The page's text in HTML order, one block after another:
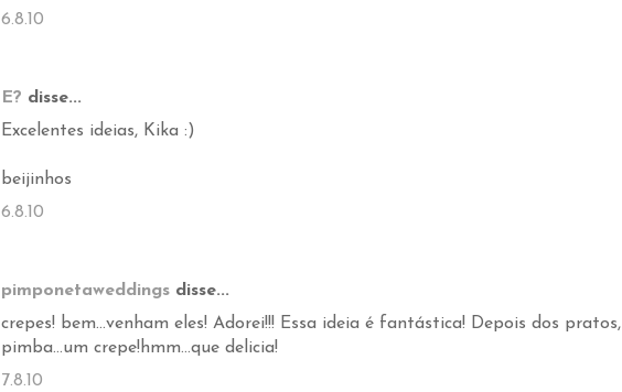
6.8.10
E? disse...
Excelentes ideias, Kika :)
beijinhos
6.8.10
pimponetaweddings disse...
crepes! bem...venham eles! Adorei!!! Essa ideia é fantástica! Depois dos pratos,
pimba...um crepe!hmm...que delicia!
7.8.10